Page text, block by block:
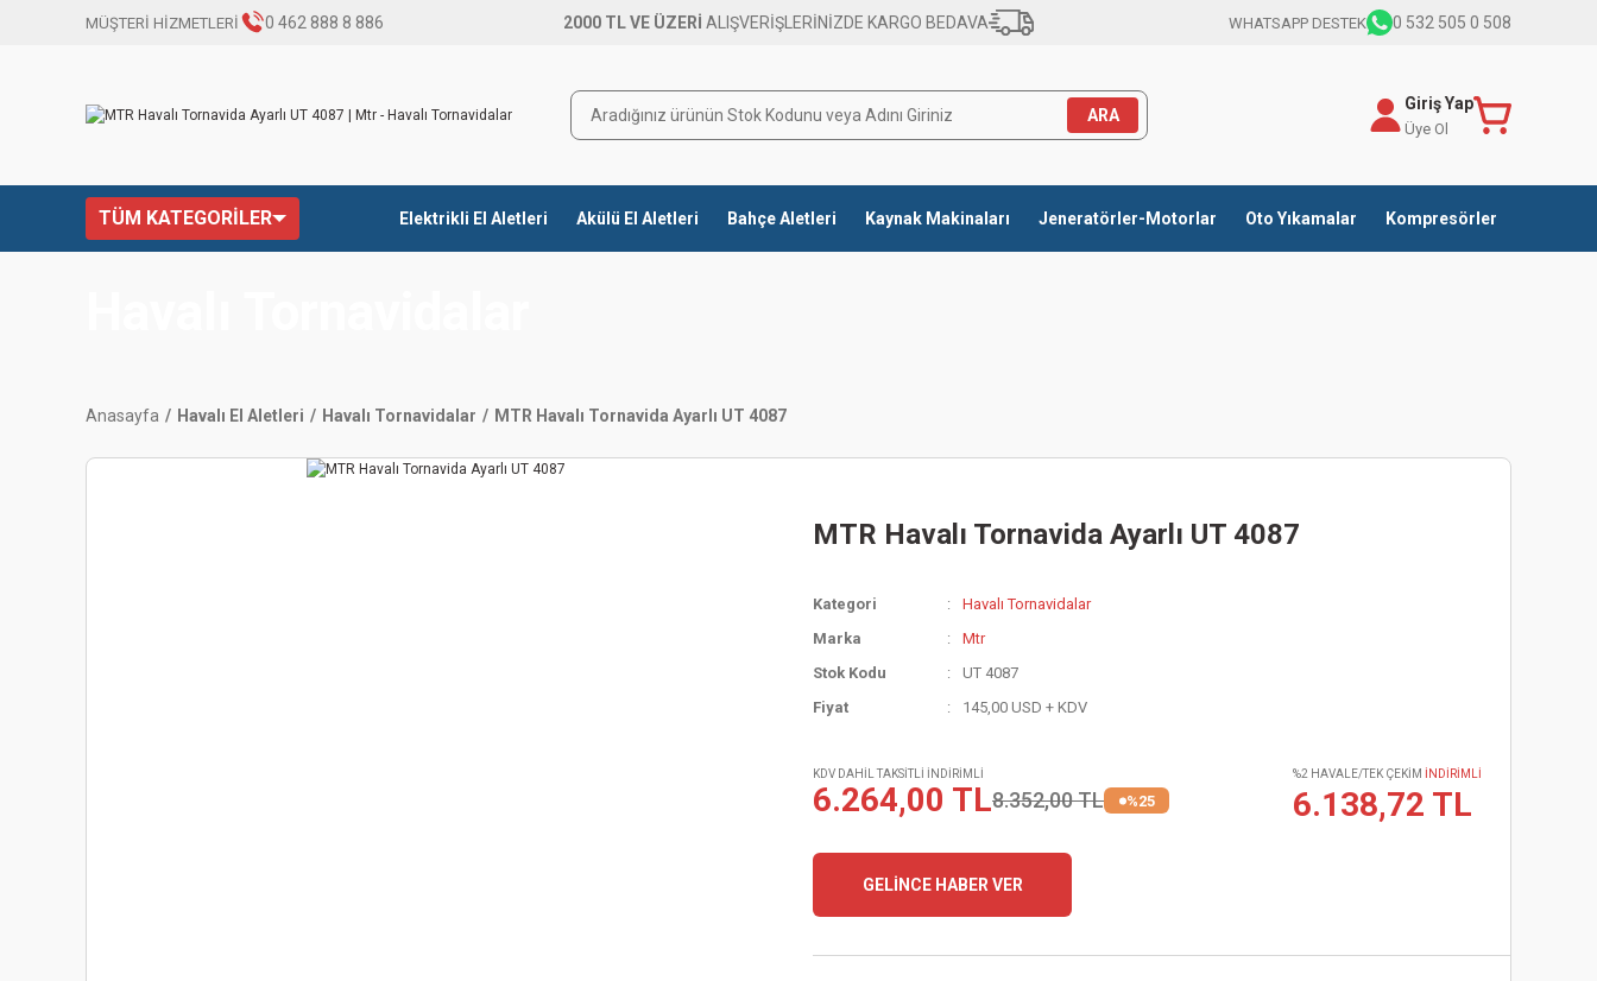
MÜŞTERİ HİZMETLERİ 0 462 888 8 886 2000 TL VE ÜZERİ ALIŞVERİŞLERİNİZDE KARGO BEDAVA WHATSAPP DESTEK 0 532 505 0 508
ARA
Giriş Yap
Üye Ol
TÜM KATEGORİLER Elektrikli El Aletleri Akülü El Aletleri Bahçe Aletleri Kaynak Makinaları Jeneratörler-Motorlar Oto Yıkamalar Kompresörler
Anasayfa Havalı El Aletleri Havalı Tornavidalar MTR Havalı Tornavida Ayarlı UT 4087
MTR Havalı Tornavida Ayarlı UT 4087
Kategori
Havalı Tornavidalar
Marka
Mtr
Stok Kodu
UT 4087
Fiyat
145,00 USD + KDV
KDV DAHİL TAKSİTLİ İNDİRİMLİ
6.264,00 TL8.352,00 TL %25
%2 HAVALE/TEK ÇEKİM İNDİRİMLİ
6.138,72 TL
GELİNCE HABER VER